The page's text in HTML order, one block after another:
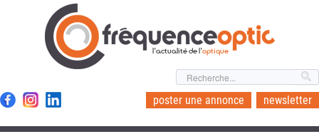
l'actualité de l'optique
poster une annonce newsletter